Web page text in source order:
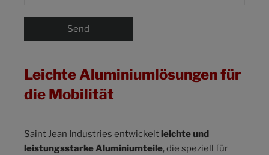
Leichte Aluminiumlösungen für
die Mobilität
Saint Jean Industries entwickelt leichte und
leistungsstarke Aluminiumteile, die speziell für